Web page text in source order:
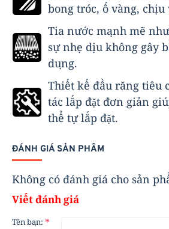
bong tróc, ố vàng, chịu
Tia nước mạnh mẽ
sự nhẹ dịu không gây
dụng.
Thiết kế đầu răng tiêu
tác lắp đặt đơn giản
thể tự lắp đặt.
ĐÁNH GIÁ SẢN PHẨM
Không có đánh giá cho sản
Viết đánh giá
Tên bạn: